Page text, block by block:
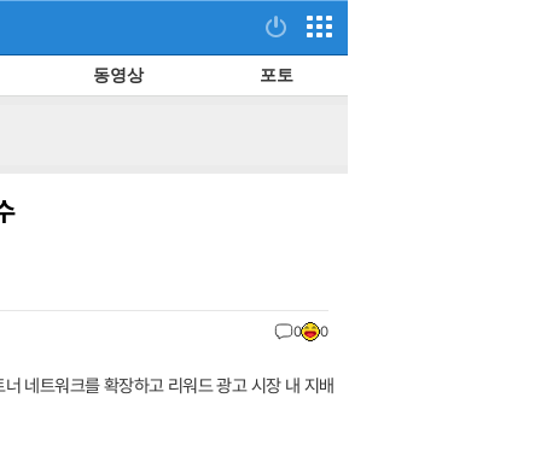
동영상 포토
0 0
네트워크를 확장하고 리워드 광고 시장 내 지배